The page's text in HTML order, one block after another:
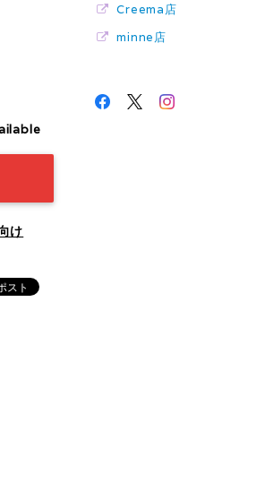
け
Creema店
minne店